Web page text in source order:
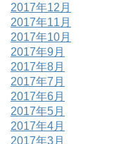
2017年12月
2017年11月
2017年10月
2017年9月
2017年8月
2017年7月
2017年6月
2017年5月
2017年4月
2017年3月